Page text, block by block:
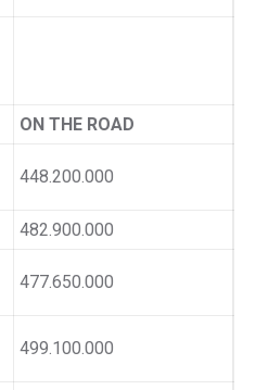
ON THE ROAD
448.200.000
482.900.000
477.650.000
499.100.000